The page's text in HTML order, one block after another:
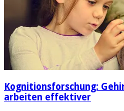
Kognitionsforschung:
arbeiten effektiver